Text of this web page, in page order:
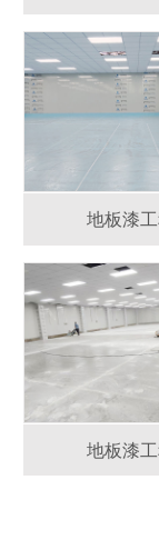
地板漆
地板漆